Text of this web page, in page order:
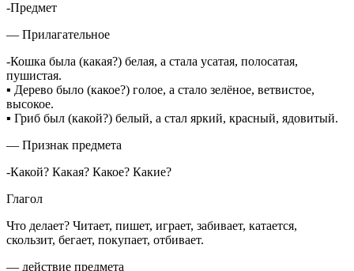
-Предмет
— Прилагательное
-Кошка была (какая?) белая, а стала усатая, полосатая,
пушистая.
▪ Дерево было (какое?) голое, а стало зелёное, ветвистое,
высокое.
▪ Гриб был (какой?) белый, а стал яркий, красный, ядовитый.
— Признак предмета
-Какой? Какая? Какое? Какие?
Глагол
Что делает? Читает, пишет, играет, забивает, катается,
скользит, бегает, покупает, отбивает.
— действие предмета